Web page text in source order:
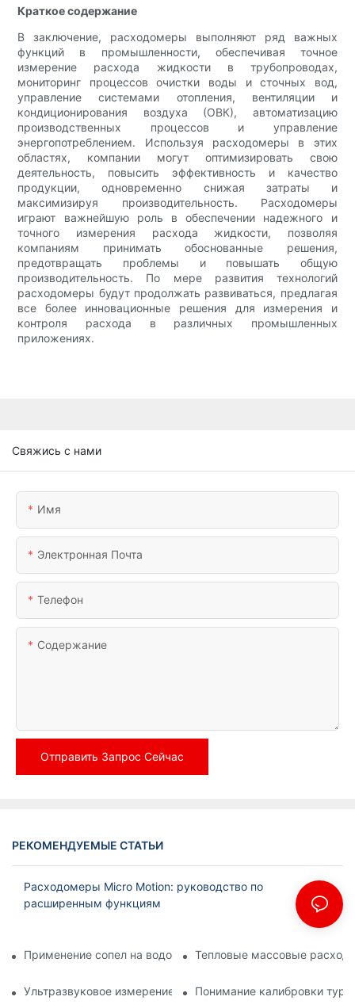
Краткое содержание
В заключение, расходомеры выполняют ряд важных
функций в промышленности, обеспечивая точное
измерение расхода жидкости в трубопроводах,
мониторинг процессов очистки воды и сточных вод,
управление системами отопления, вентиляции и
кондиционирования воздуха (ОВК), автоматизацию
производственных процессов и управление
энергопотреблением. Используя расходомеры в этих
областях, компании могут оптимизировать свою
деятельность, повысить эффективность и качество
продукции, одновременно снижая затраты и
максимизируя производительность. Расходомеры
играют важнейшую роль в обеспечении надежного и
точного измерения расхода жидкости, позволяя
компаниям принимать обоснованные решения,
предотвращать проблемы и повышать общую
производительность. По мере развития технологий
расходомеры будут продолжать развиваться, предлагая
все более инновационные решения для измерения и
контроля расхода в различных промышленных
приложениях.
Свяжись с нами
Имя
Электронная Почта
Телефон
Содержание
Отправить Запрос Сейчас
РЕКОМЕНДУЕМЫЕ СТАТЬИ
Расходомеры Micro Motion: руководство по
расширенным функциям
Применение сопел на водоочистных сооружениях
Тепловые массовые
Ультразвуковое измерение плотности: методы и
Понимание калибровки